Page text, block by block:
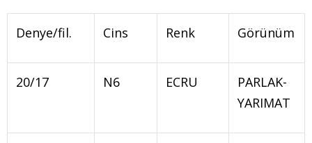
Denye/fil. Cins Renk Görünüm
20/17 N6 ECRU
PARLAK-
YARIMAT